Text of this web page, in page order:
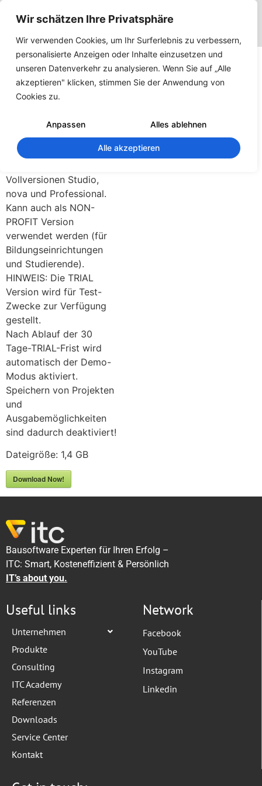
Wir schätzen Ihre Privatsphäre
Wir verwenden Cookies, um Ihr Surferlebnis zu verbessern,
personalisierte Anzeigen oder Inhalte einzusetzen und
unseren Datenverkehr zu analysieren. Wenn Sie auf „Alle
akzeptieren" klicken, stimmen Sie der Anwendung von
Cookies zu.
Anpassen Alles ablehnen
Alle akzeptieren
ARCHline
2020
Downloads
Dieser Download
Vollversionen Studio,
nova und Professional.
Kann auch als NON-
PROFIT Version
verwendet werden (für
Bildungseinrichtungen
und Studierende).
HINWEIS: Die TRIAL
Version wird für Test-
Zwecke zur Verfügung
gestellt.
Nach Ablauf der 30
Tage-TRIAL-Frist wird
automatisch der Demo-
Modus aktiviert.
Speichern von Projekten
und
Ausgabemöglichkeiten
sind dadurch deaktiviert!
Dateigröße: 1,4 GB
Download Now!
Bausoftware Experten für Ihren Erfolg –
ITC: Smart, Kosteneffizient & Persönlich
IT’s about you.
Useful links
Unternehmen
Produkte
Consulting
ITC Academy
Referenzen
Downloads
Service Center
Kontakt
Network
Facebook
YouTube
Instagram
Linkedin